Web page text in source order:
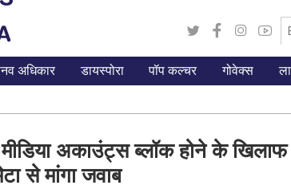
अधिकार डायस्पोरा पॉप कल्चर गोवेक्स
अकाउंट्स ब्लॉक होने के
से मांगा जवाब